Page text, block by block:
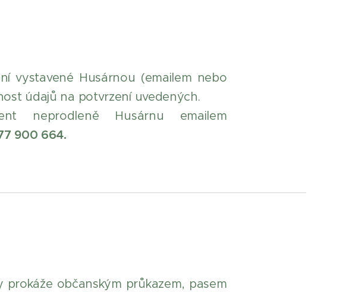
vystavené Husárnou (emailem nebo
údajů na potvrzení uvedených.
neprodleně Husárnu emailem
900 664.
občanským průkazem, pasem